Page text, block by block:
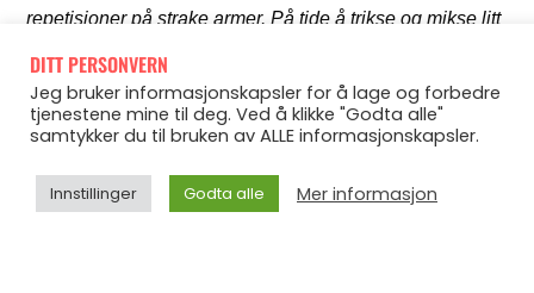
repetisjoner på strake armer. På tide å trikse og mikse litt
med kroppsvekten din…
DITT PERSONVERN
Jeg bruker informasjonskapsler for å lage og forbedre
tjenestene mine til deg. Ved å klikke "Godta alle"
samtykker du til bruken av ALLE informasjonskapsler.
Innstillinger Godta alle Mer informasjon